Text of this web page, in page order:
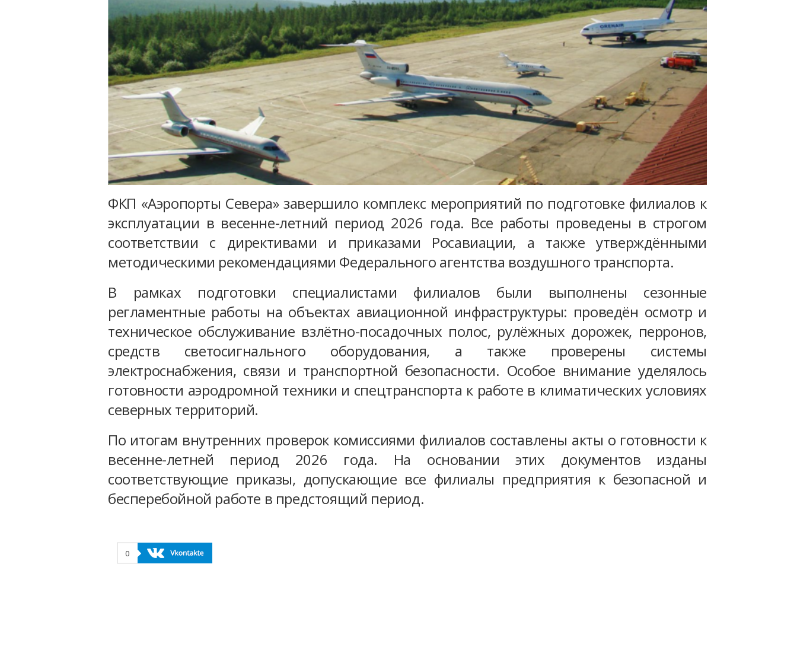
ФКП «Аэропорты Севера» завершило комплекс мероприятий по подготовке филиалов к
эксплуатации в весенне-летний период 2026 года. Все работы проведены в строгом
соответствии с директивами и приказами Росавиации, а также утверждёнными
методическими рекомендациями Федерального агентства воздушного транспорта.
В рамках подготовки специалистами филиалов были выполнены сезонные
регламентные работы на объектах авиационной инфраструктуры: проведён осмотр и
техническое обслуживание взлётно-посадочных полос, рулёжных дорожек, перронов,
средств светосигнального оборудования, а также проверены системы
электроснабжения, связи и транспортной безопасности. Особое внимание уделялось
готовности аэродромной техники и спецтранспорта к работе в климатических условиях
северных территорий.
По итогам внутренних проверок комиссиями филиалов составлены акты о готовности к
весенне-летней период 2026 года. На основании этих документов изданы
соответствующие приказы, допускающие все филиалы предприятия к безопасной и
бесперебойной работе в предстоящий период.
0